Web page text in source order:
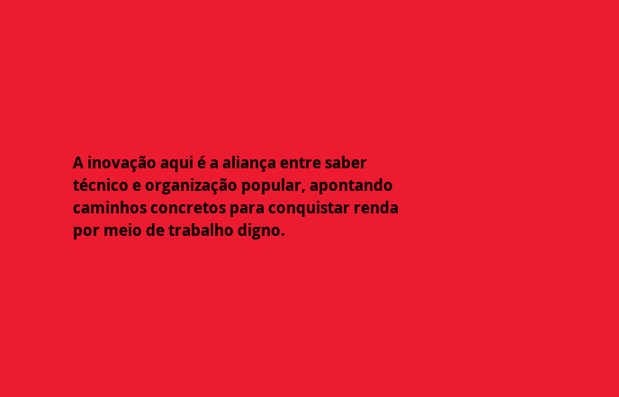
A inovação aqui é a aliança entre saber
técnico e organização popular, apontando
caminhos concretos para conquistar renda
por meio de trabalho digno.